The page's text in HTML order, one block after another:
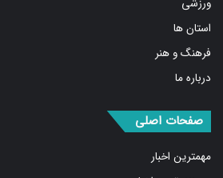
استان ها
فرهنگ و هنر
درباره ما
مهمترین اخبار
پربیننده‌ترین اخبار